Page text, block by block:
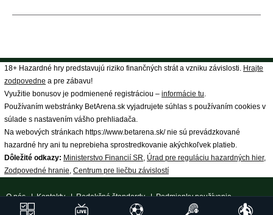
18+ Hazardné hry predstavujú riziko finančných strát a vzniku závislosti. Hrajte
zodpovedne a pre zábavu!
Využitie bonusov je podmienené registráciou – informácie tu.
Používaním webstránky BetArena.sk vyjadrujete súhlas s používaním cookies v
súlade s nastavením vášho prehliadača.
Na webových stránkach https://www.betarena.sk/ nie sú prevádzkované
hazardné hry ani tu neprebieha sprostredkovanie akýchkoľvek platieb.
Dôležité odkazy: Ministerstvo Financií SR, Úrad pre reguláciu hazardných hier,
Zodpovedné hranie, Centrum pre liečbu závislostí
O nás|Kontakty|Redakčné štandardy|Podmienky používania
Spracovanie osobných údajov 18+ Zodpovedné hranie